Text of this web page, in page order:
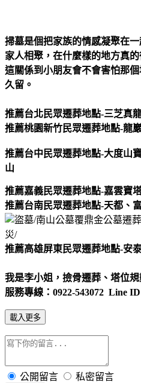
掃墓是個把家族的情感凝聚在一
家人相聚，在什麼樣的地方真的
這關係到小朋友會不會害怕那
久留。
推薦台北民眾遷葬地點-三芝真
推薦桃園新竹民眾遷葬地點-龍
推薦台中民眾遷葬地點-大度山
山
推薦嘉義民眾遷葬地點-嘉雲寶
推薦台南民眾遷葬地點-天都、
推薦高雄屏東民眾遷葬地點-安
我是李小姐，撿骨遷葬、塔位規
服務專線：0922-543072 Line
載入更多
公開留言 私密留言